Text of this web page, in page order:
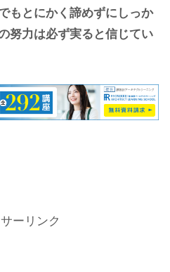
もとにかく諦めずにしっか
努力は必ず実ると信じてい
ーリンク